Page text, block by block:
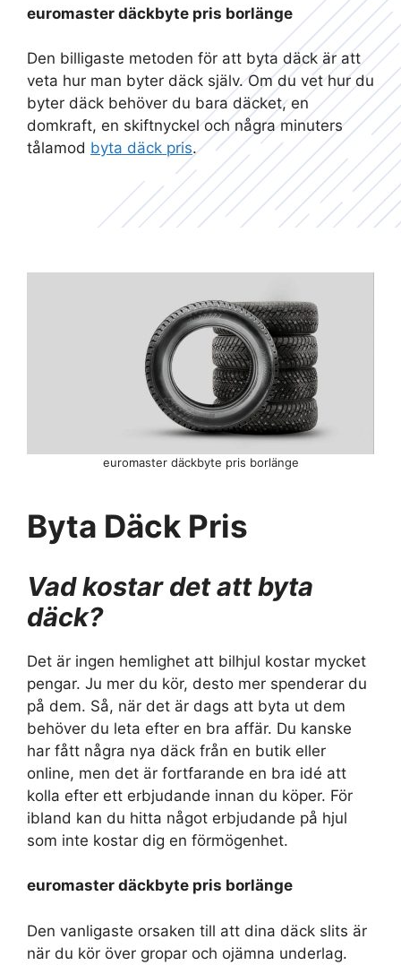
euromaster däckbyte pris borlänge
Den billigaste metoden för att byta däck är att
veta hur man byter däck själv. Om du vet hur du
byter däck behöver du bara däcket, en
domkraft, en skiftnyckel och några minuters
tålamod byta däck pris.
Byta Däck Pris
Vad kostar det att byta
däck?
Det är ingen hemlighet att bilhjul kostar mycket
pengar. Ju mer du kör, desto mer spenderar du
på dem. Så, när det är dags att byta ut dem
behöver du leta efter en bra affär. Du kanske
har fått några nya däck från en butik eller
online, men det är fortfarande en bra idé att
kolla efter ett erbjudande innan du köper. För
ibland kan du hitta något erbjudande på hjul
som inte kostar dig en förmögenhet.
euromaster däckbyte pris borlänge
Den vanligaste orsaken till att dina däck slits är
när du kör över gropar och ojämna underlag.
euromaster däckbyte pris borlänge